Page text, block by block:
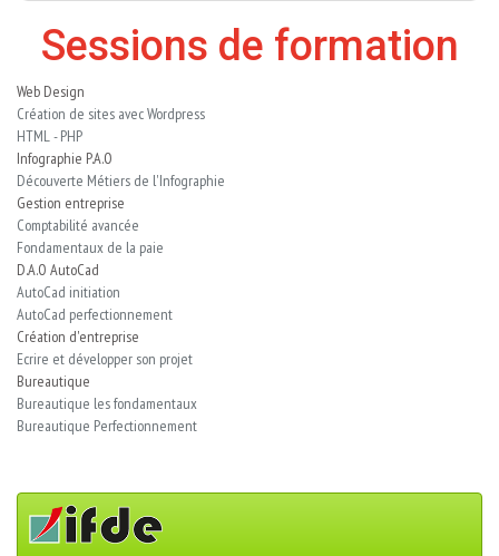
Sessions de formation
Web Design
Création de sites avec Wordpress
HTML - PHP
Infographie P.A.O
Découverte Métiers de l'Infographie
Gestion entreprise
Comptabilité avancée
Fondamentaux de la paie
D.A.O AutoCad
AutoCad initiation
AutoCad perfectionnement
Création d'entreprise
Ecrire et développer son projet
Bureautique
Bureautique les fondamentaux
Bureautique Perfectionnement